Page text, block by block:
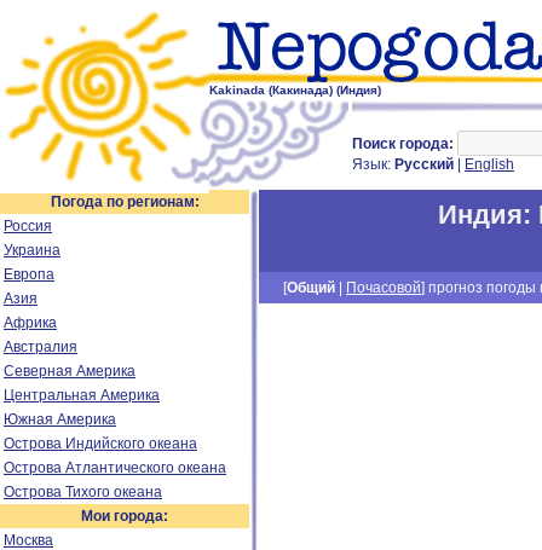
Kakinada (Какинада) (Индия)
Поиск города:
Язык: Русский English
Погода по регионам:
Россия
Украина
Европа
Азия
Африка
Австралия
Северная Америка
Центральная Америка
Южная Америка
Острова Индийского океана
Острова Атлантического океана
Острова Тихого океана
Мои города:
Москва
Индия:
[Общий Почасовой] прогноз погоды